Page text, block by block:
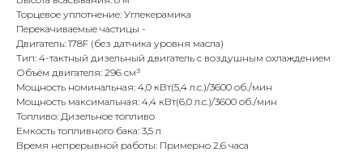
Торцевое уплотнение: Углекерамика
Перекачиваемые частицы -
Двигатель: 178F (без датчика уровня масла)
Тип: 4-тактный дизельный двигатель с воздушным охлаждением
Объём двигателя: 296 см³
Мощность номинальная: 4,0 кВт(5,4 л.с.)/3600 об./мин
Мощность максимальная: 4,4 кВт(6,0 л.с.)/3600 об./мин
Топливо: Дизельное топливо
Емкость топливного бака: 3,5 л
Время непрерывной работы: Примерно 2,6 часа